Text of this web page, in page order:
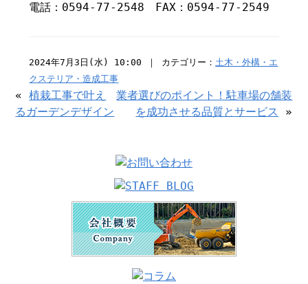
電話：0594-77-2548 FAX：0594-77-2549
2024年7月3日(水) 10:00 ｜ カテゴリー：土木・外構・エ
クステリア・造成工事
«植栽工事で叶え
るガーデンデザイン
業者選びのポイント！駐車場の舗装
を成功させる品質とサービス
»